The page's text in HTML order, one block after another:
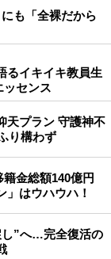
も「全裸だから
るイキイキ教員生
センス
天プラン 守護神不
り構わず
金総額140億円
」はウハウハ！
し”へ…完全復活の